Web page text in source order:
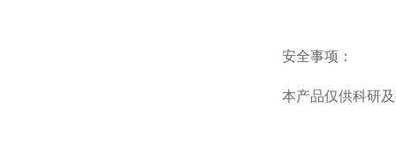
安全事项：
本产品仅供科研